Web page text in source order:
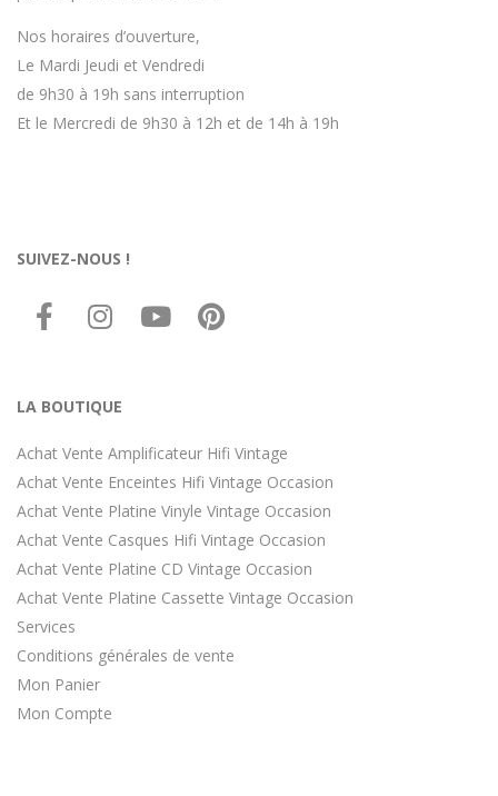
Nos horaires d’ouverture,
Le Mardi Jeudi et Vendredi
de 9h30 à 19h sans interruption
Et le Mercredi de 9h30 à 12h et de 14h à 19h
SUIVEZ-NOUS !
LA BOUTIQUE
Achat Vente Amplificateur Hifi Vintage
Achat Vente Enceintes Hifi Vintage Occasion
Achat Vente Platine Vinyle Vintage Occasion
Achat Vente Casques Hifi Vintage Occasion
Achat Vente Platine CD Vintage Occasion
Achat Vente Platine Cassette Vintage Occasion
Services
Conditions générales de vente
Mon Panier
Mon Compte